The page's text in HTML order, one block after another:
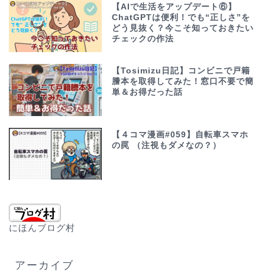
【AIで生活をアップデート⑥】
ChatGPTは便利！でも“正しさ”を
どう見抜く？今こそ知っておきたい
チェックの作法
【Tosimizu日記】コンビニで戸籍
謄本を取得してみた！窓口不要で簡
単＆お得だった話
【４コマ漫画#059】自転車スマホ
の罠 （注視もダメなの？）
にほんブログ村
アーカイブ